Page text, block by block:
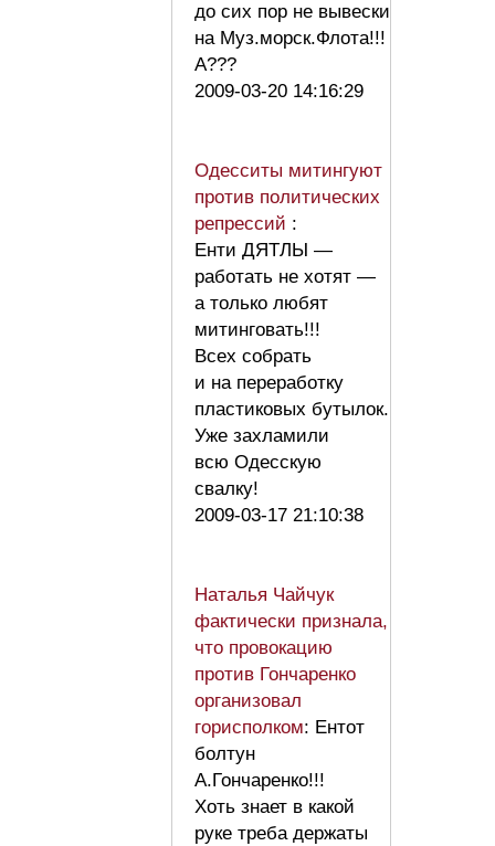
до сих пор не вывески
на Муз.морск.Флота!!!
А???
2009-03-20 14:16:29
Одесситы митингуют
против политических
репрессий :
Енти ДЯТЛЫ —
работать не хотят —
а только любят
митинговать!!!
Всех собрать
и на переработку
пластиковых бутылок.
Уже захламили
всю Одесскую
свалку!
2009-03-17 21:10:38
Наталья Чайчук
фактически признала,
что провокацию
против Гончаренко
организовал
горисполком: Ентот
болтун
А.Гончаренко!!!
Хоть знает в какой
руке треба держаты